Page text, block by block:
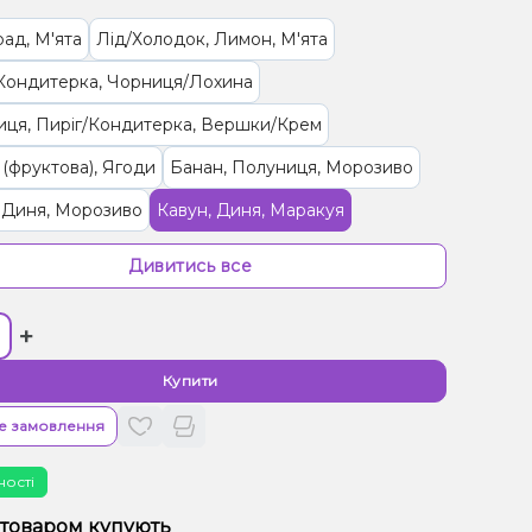
М'ята
Лід/Холодок, Лимон, М'ята
Чорниця/Лохина
Пиріг/Кондитерка, Вершки/Крем
Ягоди
Банан, Полуниця, Морозиво
Диня, Морозиво
Кавун, Диня, Маракуя
Лохина
Яблуко
Лимонад, Цитруси
М'ята, Яблуко
Полуниця, Малина
Арахіс
Мультифрукт
Кокос, Мигдаль, Вершки/Крем
Дивитись все
+
Купити
замовлення
купують